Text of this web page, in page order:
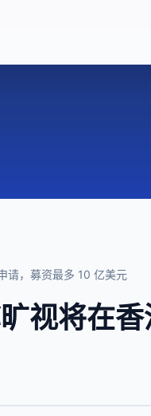
请，募资最多 10 亿美元
视将在